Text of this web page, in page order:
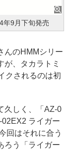
年9月下旬発売
んのHMMシリー
が、タカラトミ
クされるのは初
久しく、「AZ-0
ライガー
回はそれに合う
ろう「ライガー